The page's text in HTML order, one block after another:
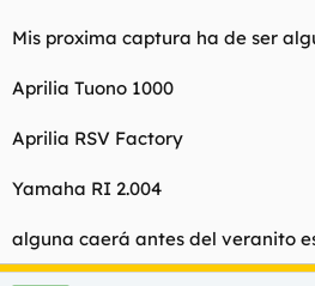
Mis proxima captura ha de ser
Aprilia Tuono 1000
Aprilia RSV Factory
Yamaha RI 2.004
alguna caerá antes del veranito